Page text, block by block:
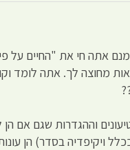
אתה חי את "החיים על
מחוצה לך. אתה לומד
וההגדרות שגם אם הן
ויקיפדיה בסדר) הן עונות